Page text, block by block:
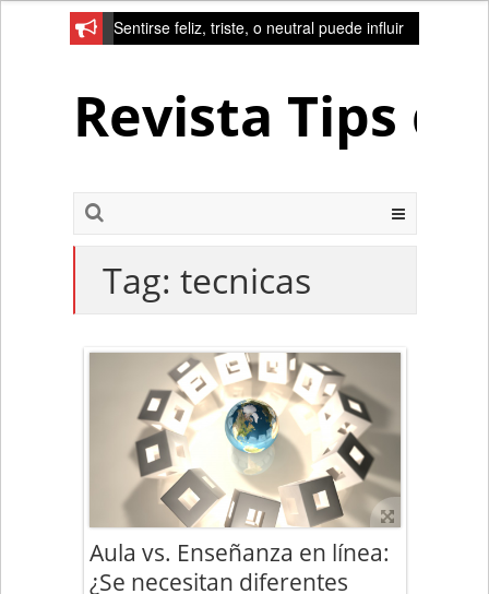
Sentirse feliz, triste, o neutral puede influir
Revista Tips
Tag: tecnicas
Aula vs. Enseñanza en línea:
¿Se necesitan diferentes